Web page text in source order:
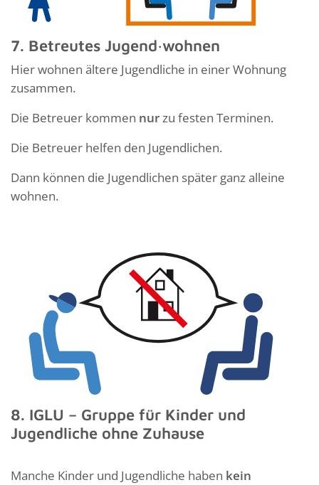
7. Betreutes Jugend·wohnen
Hier wohnen ältere Jugendliche in einer Wohnung
zusammen.
Die Betreuer kommen nurzu festen Terminen.
Die Betreuer helfen den Jugendlichen.
Dann können die Jugendlichen später ganz alleine
wohnen.
8. IGLU – Gruppe für Kinder und
Jugendliche ohne Zuhause
Manche Kinder und Jugendliche haben kein